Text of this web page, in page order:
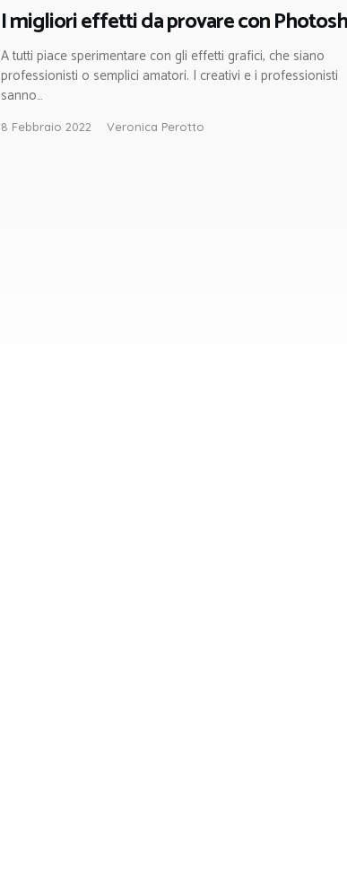
I migliori effetti da provare con
A tutti piace sperimentare con gli effetti grafici, che siano
professionisti o semplici amatori. I creativi e i professionisti
sanno…
8 Febbraio 2022 Veronica Perotto